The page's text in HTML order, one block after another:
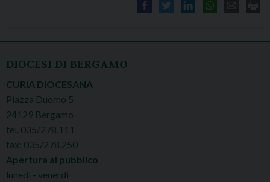
DIOCESI DI BERGAMO
CURIA DIOCESANA
Piazza Duomo 5
24129 Bergamo
tel. 035/278.111
fax: 035/278.250
Apertura al pubblico
lunedì - venerdì